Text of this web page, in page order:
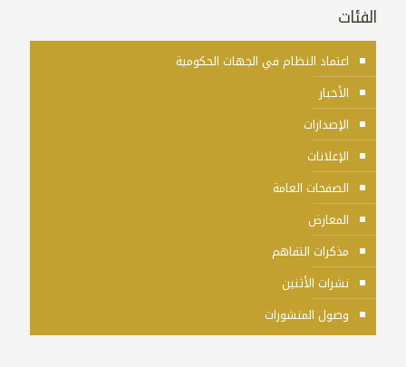
الفئات
اعتماد النظام في الجهات الحكومية
الأخبار
الإصدارات
الإعلانات
الصفحات العامة
المعارض
مذكرات التفاهم
نشرات الأثنين
وصول المنشورات